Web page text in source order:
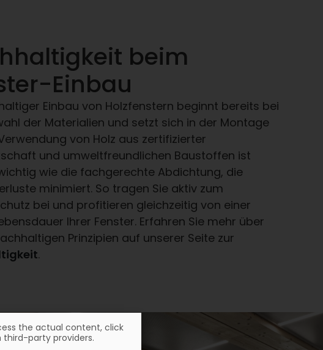
beim
Einbau
Einbau von Holzfenstern beginnt bereits bei
der Materialien und setzt sich in der Montage
von Holz aus zertifizierter
und umweltfreundlichen Baustoffen ist
wie die fachgerechte Abdichtung, die
minimiert. So tragen Sie aktiv zum
bei und profitieren gleichzeitig von einer
Ihrer Fenster. Erfahren Sie mehr über
Prinzipien auf unserer Seite zur
.
the actual content, click
third-party providers.